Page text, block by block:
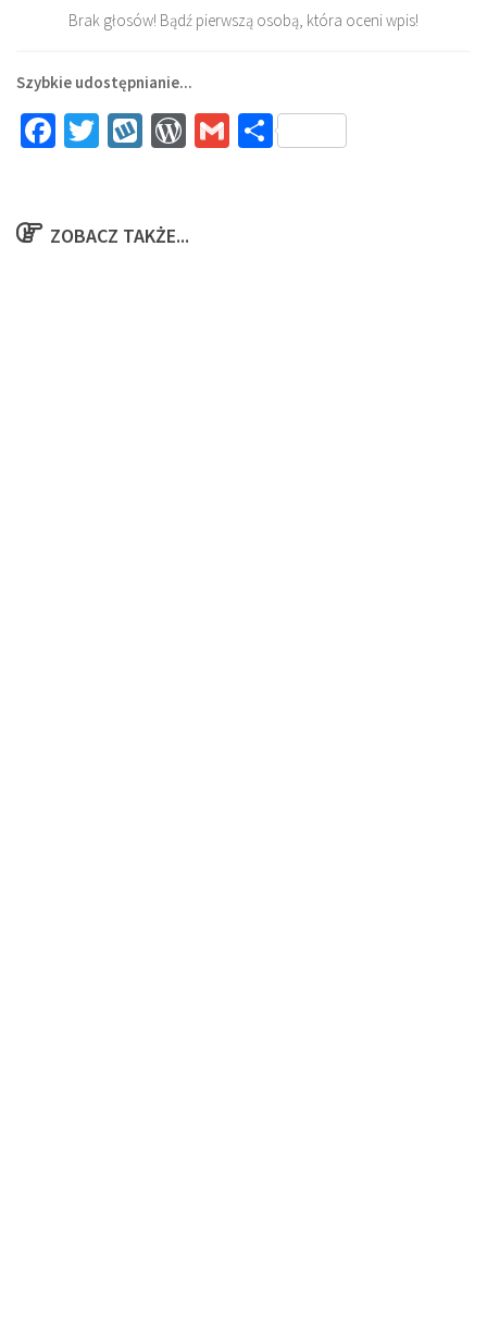
Brak głosów! Bądź pierwszą osobą, która oceni wpis!
Szybkie udostępnianie...
Facebook
Twitter
WykopWordPress
GmailShare
ZOBACZ TAKŻE...